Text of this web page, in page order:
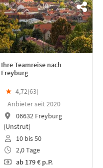
Ihre Teamreise nach
Freyburg
★ 4,72(63)
Anbieter seit 2020
06632 Freyburg
(Unstrut)
10 bis 50
2,0 Tage
ab179 € p.P.